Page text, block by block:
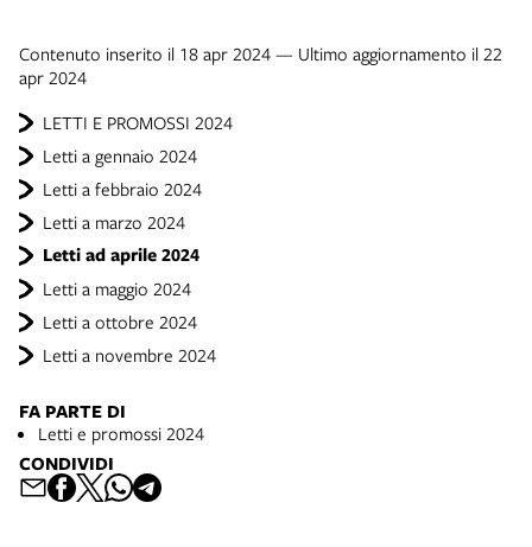
LETTI E PROMOSSI 2024
Letti a gennaio 2024
Letti a febbraio 2024
Letti a marzo 2024
Letti ad aprile 2024
Letti a maggio 2024
Letti a ottobre 2024
Letti a novembre 2024
Contenuto inserito il 18 apr 2024 — Ultimo aggiornamento il 22
apr 2024
FA PARTE DI
Letti e promossi 2024
CONDIVIDI